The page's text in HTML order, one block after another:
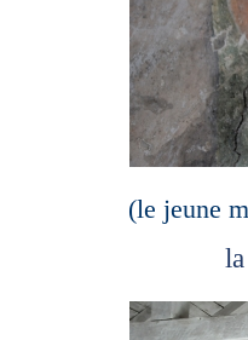
(le jeune